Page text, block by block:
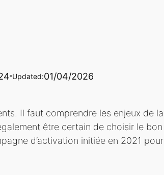
🔵Updated:01/04/2026
Il faut comprendre les enjeux de la
être certain de choisir le bon
d’activation initiée en 2021 pour